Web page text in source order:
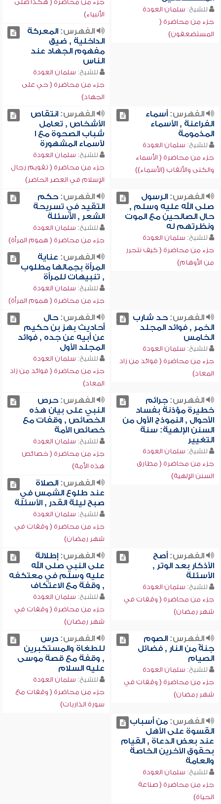
للشيخ: سلمان العودة
جزء من محاضرة (
المستضعفون)
جزء من محاضرة ( هكذا صلى
الأنبياء)
الفهرس:المعركة
الداخلية , ضيق
مفهوم الجهاد عند
الناس
للشيخ: سلمان العودة
جزء من محاضرة ( حي على
الجهاد)
الفهرس:أسماء
الفراعنة , الأسماء
المذمومة
للشيخ: سلمان العودة
جزء من محاضرة ( الأسماء
والكنى والألقاب (الأسماء))
الفهرس:انتقاص
الأشخاص , تعامل
شباب الصحوة مع ا
لأسماء المشهورة
للشيخ: سلمان العودة
جزء من محاضرة ( تقويم رجال
الإسلام في العصر الحاضر)
الفهرس:الرسول
صلى الله عليه وسلم ,
حال الصالحين مع الموت
ونظرتهم له
للشيخ: سلمان العودة
جزء من محاضرة ( كيف نتحرر
من الأوهام)
الفهرس:حكم
التقيد في تسريحة
الشعر , الأسئلة
للشيخ: سلمان العودة
جزء من محاضرة ( هموم المرأة)
الفهرس: عناية
المرأة بجمالها مطلوب
, تنبيهات للمرأة
للشيخ: سلمان العودة
جزء من محاضرة ( هموم المرأة)
الفهرس:حد شارب
الخمر , فوائد المجلد
الخامس
للشيخ: سلمان العودة
جزء من محاضرة ( فوائد من زاد
المعاد)
الفهرس:حال
أحاديث بهز بن حكيم
عن أبيه عن جده , فوائد
المجلد الأول
للشيخ: سلمان العودة
جزء من محاضرة ( فوائد من زاد
المعاد)
الفهرس:جرائم
خطيرة مؤذنة بفساد
الأحوال , النموذج الأول من
السنن الإلهية: سنة
التغيير
للشيخ: سلمان العودة
جزء من محاضرة ( مطارق
السنن الإلهية)
الفهرس:حرص
النبي على بيان هذه
الخصائص , وقفات مع
خصائص الأمة
للشيخ: سلمان العودة
جزء من محاضرة ( خصائص
هذه الأمة)
الفهرس:الصلاة
عند طلوع الشمس في
صبح ليلة القدر , الأسئلة
للشيخ: سلمان العودة
جزء من محاضرة ( وقفات في
شهر رمضان)
الفهرس:أصح
الأذكار بعد الوتر ,
الأسئلة
للشيخ: سلمان العودة
جزء من محاضرة ( وقفات في
شهر رمضان)
الفهرس:إطلالة
على النبي صلى الله
عليه وسلم في معتكفه
, وقفة مع الاعتكاف
للشيخ: سلمان العودة
جزء من محاضرة ( وقفات في
شهر رمضان)
الفهرس:الصوم
جنةٌ من النار , فضائل
الصيام
للشيخ: سلمان العودة
جزء من محاضرة ( وقفات في
شهر رمضان)
الفهرس:درس
للطغاة والمستكبرين
, وقفة مع قصة موسى
عليه السلام
للشيخ: سلمان العودة
جزء من محاضرة ( وقفات مع
سورة الذاريات)
الفهرس:من أسباب
القسوة على الأهل
عند بعض الدعاة , القيام
بحقوق الآخرين الخاصة
والعامة
للشيخ: سلمان العودة
جزء من محاضرة ( صناعة
الحياة)